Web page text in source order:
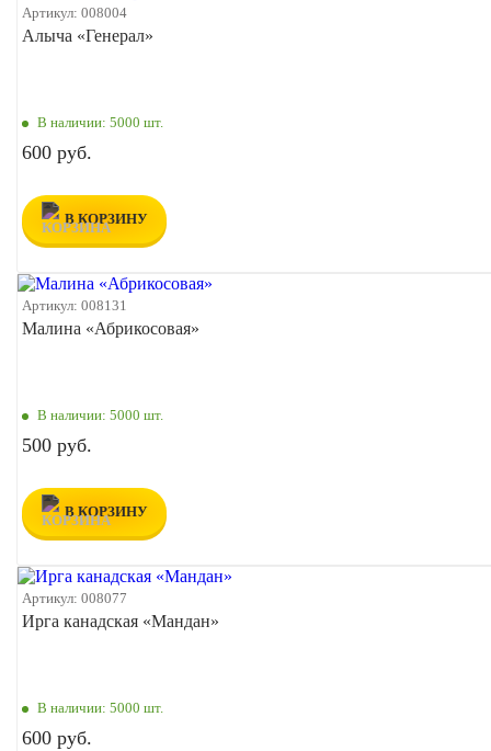
Артикул: 008004
Алыча «Генерал»
В наличии: 5000 шт.
600 руб.
В КОРЗИНУ
Артикул: 008131
Малина «Абрикосовая»
В наличии: 5000 шт.
500 руб.
В КОРЗИНУ
Артикул: 008077
Ирга канадская «Мандан»
В наличии: 5000 шт.
600 руб.